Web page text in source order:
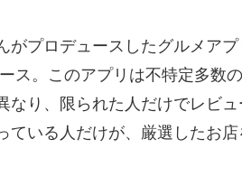
がプロデュースしたグルメア
ス。このアプリは不特定多数
なり、限られた人だけでレビ
ている人だけが、厳選したお